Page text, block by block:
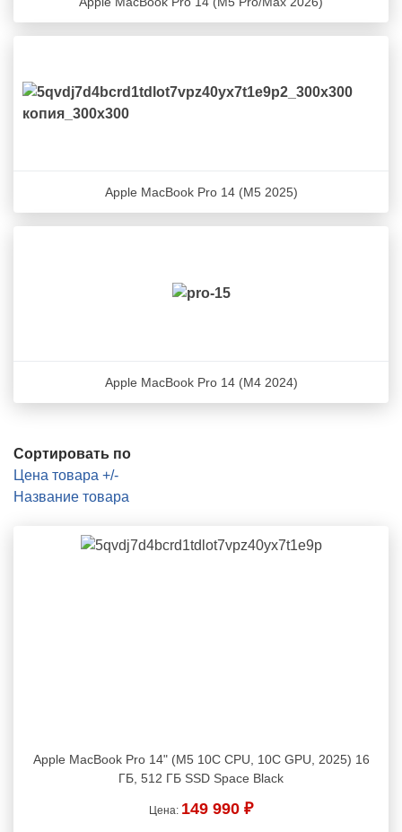
Apple MacBook Pro 14 (M5 2025)
Apple MacBook Pro 14 (M4 2024)
Сортировать по
Цена товара +/-
Название товара
Apple MacBook Pro 14" (M5 10C CPU, 10C GPU, 2025) 16
ГБ, 512 ГБ SSD Space Black
Цена: 149 990 ₽